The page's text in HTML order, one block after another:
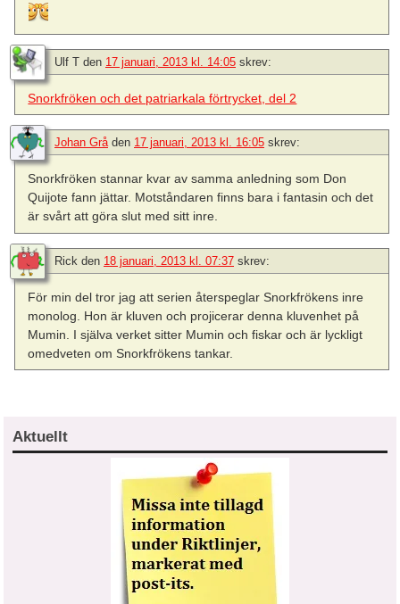
Ulf T den 17 januari, 2013 kl. 14:05 skrev:
Snorkfröken och det patriarkala förtrycket, del 2
Johan Gråden 17 januari, 2013 kl. 16:05 skrev:
Snorkfröken stannar kvar av samma anledning som Don
Quijote fann jättar. Motståndaren finns bara i fantasin och det
är svårt att göra slut med sitt inre.
Rick den 18 januari, 2013 kl. 07:37 skrev:
För min del tror jag att serien återspeglar Snorkfrökens inre
monolog. Hon är kluven och projicerar denna kluvenhet på
Mumin. I själva verket sitter Mumin och fiskar och är lyckligt
omedveten om Snorkfrökens tankar.
Aktuellt